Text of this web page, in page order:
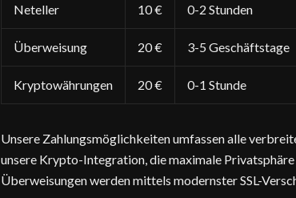
Neteller 10 € 0-2 Stunden
Überweisung 20 € 3-5 Geschäftstage
Kryptowährungen 20 € 0-1 Stunde
Unsere Zahlungsmöglichkeiten umfassen alle
unsere Krypto-Integration, die maximale
Überweisungen werden mittels modernster SSL-